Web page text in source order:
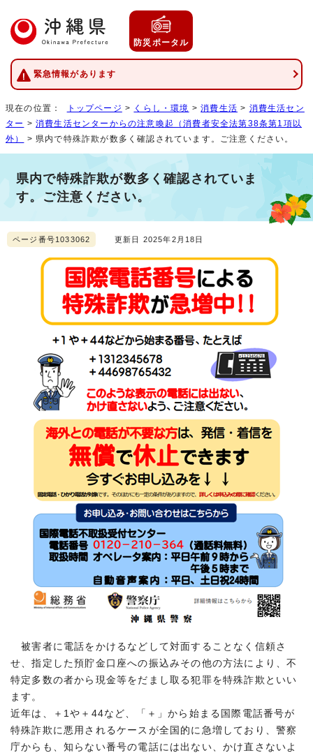
防災ポータル
緊急情報があります
現在の位置： トップページ > くらし・環境 >消費生活 > 消費生活セン
ター >消費生活センターからの注意喚起（消費者安全法第38条第1項以
外）
> 県内で特殊詐欺が数多く確認されています。ご注意ください。
県内で特殊詐欺が数多く確認されていま
す。ご注意ください。
ページ番号1033062 更新日 2025年2月18日
被害者に電話をかけるなどして対面することなく信頼さ
せ、指定した預貯金口座への振込みその他の方法により、不
特定多数の者から現金等をだまし取る犯罪を特殊詐欺といい
ます。
近年は、＋1や＋44など、「＋」から始まる国際電話番号が
特殊詐欺に悪用されるケースが全国的に急増しており、警察
庁からも、知らない番号の電話には出ない、かけ直さないよ